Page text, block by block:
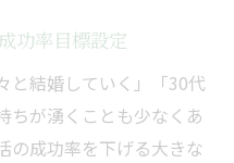
功率目標設定
と結婚していく」「30代
ちが湧くことも少なくあ
の成功率を下げる大きな